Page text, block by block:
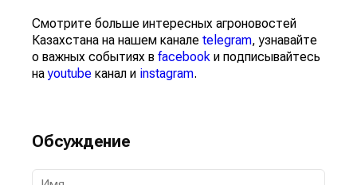
Смотрите больше интересных агроновостей
Казахстана на нашем канале telegram, узнавайте
о важных событиях в facebook и подписывайтесь
наyoutube канал и instagram.
Обсуждение